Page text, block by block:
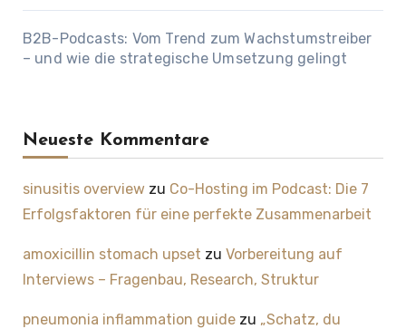
B2B-Podcasts: Vom Trend zum Wachstumstreiber
– und wie die strategische Umsetzung gelingt
Neueste Kommentare
sinusitis overviewzu Co-Hosting im Podcast: Die 7
Erfolgsfaktoren für eine perfekte Zusammenarbeit
amoxicillin stomach upset zu Vorbereitung auf
Interviews – Fragenbau, Research, Struktur
pneumonia inflammation guidezu „Schatz, du